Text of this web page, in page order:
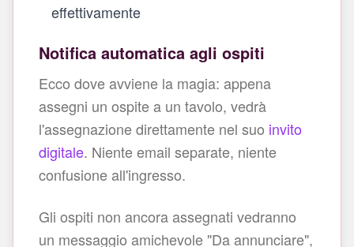
effettivamente
Notifica automatica agli ospiti
Ecco dove avviene la magia: appena
assegni un ospite a un tavolo, vedrà
l'assegnazione direttamente nel suo invito
digitale. Niente email separate, niente
confusione all'ingresso.
Gli ospiti non ancora assegnati vedranno
un messaggio amichevole "Da annunciare",